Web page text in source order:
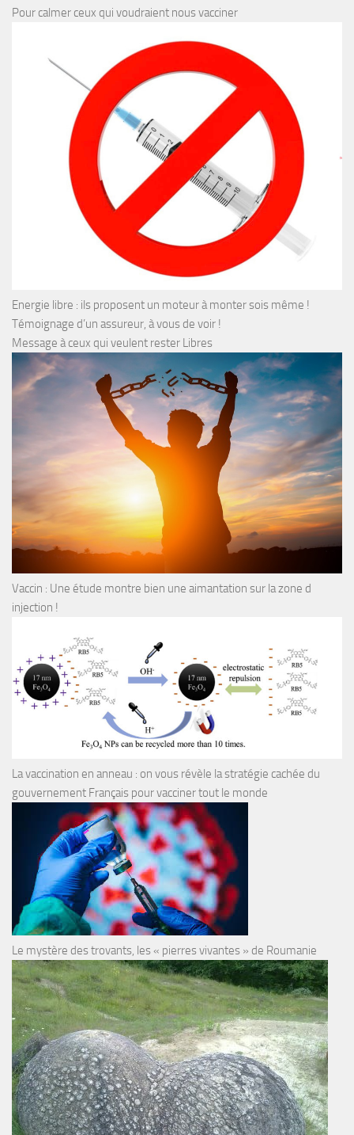
Pour calmer ceux qui voudraient nous vacciner
Energie libre : ils proposent un moteur à monter sois même !
Témoignage d’un assureur, à vous de voir !
Message à ceux qui veulent rester Libres
Vaccin : Une étude montre bien une aimantation sur la zone d
injection !
La vaccination en anneau : on vous révèle la stratégie cachée du
gouvernement Français pour vacciner tout le monde
Le mystère des trovants, les « pierres vivantes » de Roumanie